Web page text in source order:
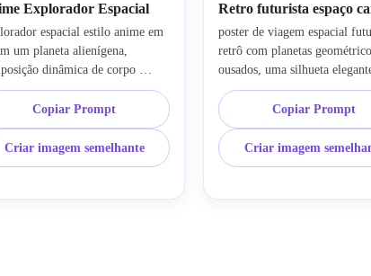
Explorador Espacial
espacial estilo anime em
um planeta alienígena,
dinâmica de corpo
terno futurista com sotaques
céu dramático cheio de
planeta anelado distante,
cel-shaded, cores
vibrantes, humor heróico
detalhado, ilustração
Copiar Prompt
Criar imagem semelhante
Retro futurista espaço
poster de viagem espacial
retrô com planetas
ousados, uma silhueta
foguete, grão de impressão
composição de pôster
com forte espaço negativo,
laranja, azul e creme, clima
científica de meados do
qualidade de arte de parede
Copiar Prompt
Criar imagem